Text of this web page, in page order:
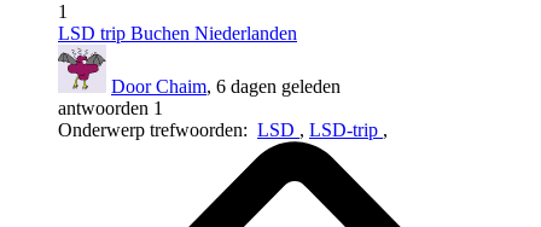
1
LSD trip Buchen Niederlanden
Door Chaim, 6 dagen geleden
antwoorden 1
Onderwerp trefwoorden: LSD , LSD-trip ,